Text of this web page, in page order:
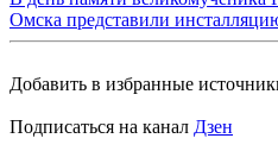
Омска представили
Добавить в избранные
Подписаться на канал Дзен